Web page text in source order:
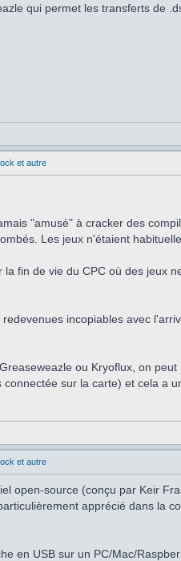
qui permet les transferts de
et autre
"amusé" à cracker des
Les jeux n'étaient
la fin de vie du CPC où des jeux
incopiables avec
ou Kryoflux, on
sur la carte) et cela a
et autre
open-source (conçu par Keir
apprécié dans la
en USB sur un PC/Mac/